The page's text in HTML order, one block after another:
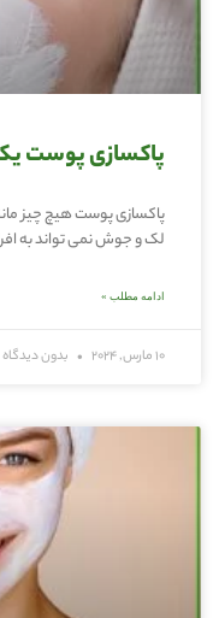
پاکسازی پوست
پاکسازی پوست هیچ چیز
لک و جوش نمی تواند به
ادامه مطلب »
10 مارس, 2024 بدون دیدگاه